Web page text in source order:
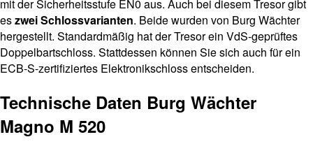
mit der Sicherheitsstufe EN0 aus. Auch bei diesem Tresor gibt
eszwei Schlossvarianten. Beide wurden von Burg Wächter
hergestellt. Standardmäßig hat der Tresor ein VdS-geprüftes
Doppelbartschloss. Stattdessen können Sie sich auch für ein
ECB-S-zertifiziertes Elektronikschloss entscheiden.
Technische Daten Burg Wächter
Magno M 520